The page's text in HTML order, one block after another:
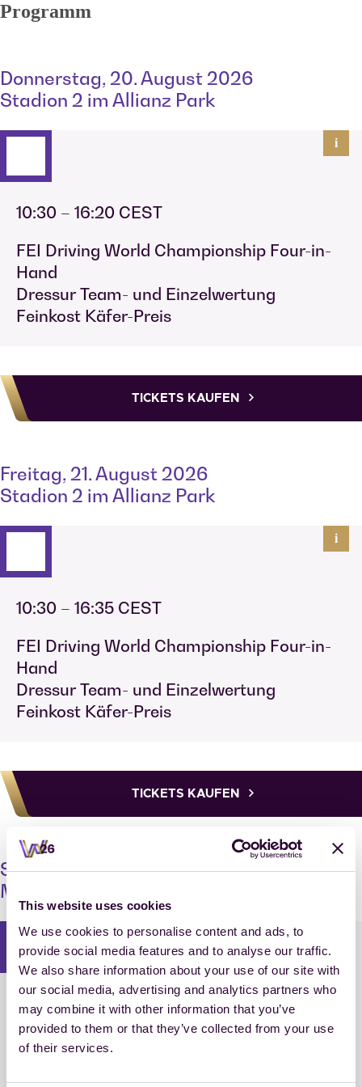
This website uses cookies
We use cookies to personalise content and ads, to
provide social media features and to analyse our traffic.
We also share information about your use of our site with
our social media, advertising and analytics partners who
may combine it with other information that you’ve
provided to them or that they’ve collected from your use
of their services.
Programm
Donnerstag, 20. August 2026
Stadion 2 im Allianz Park
10:30 – 16:20 CEST
FEI Driving World Championship Four-in-
Hand
Dressur Team- und Einzelwertung
Feinkost Käfer-Preis
i
TICKETS KAUFEN
Freitag, 21. August 2026
Stadion 2 im Allianz Park
10:30 – 16:35 CEST
FEI Driving World Championship Four-in-
Hand
Dressur Team- und Einzelwertung
Feinkost Käfer-Preis
i
TICKETS KAUFEN
Samstag, 22. August 2026
Marathonstrecke Soers
10:00 – 16:05 CEST
FEI Driving World Championship Four-in-